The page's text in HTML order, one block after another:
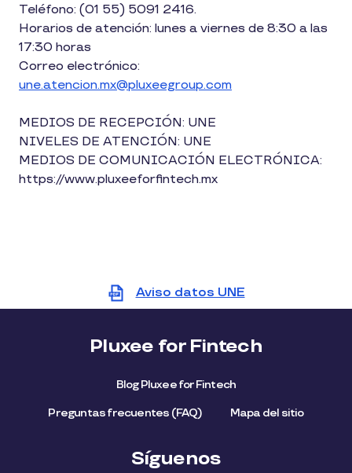
Teléfono: (01 55) 5091 2416.
Horarios de atención: lunes a viernes de 8:30 a las
17:30 horas
Correo electrónico:
une.atencion.mx@pluxeegroup.com
MEDIOS DE RECEPCIÓN: UNE
NIVELES DE ATENCIÓN: UNE
MEDIOS DE COMUNICACIÓN ELECTRÓNICA:
https://www.pluxeeforfintech.mx
Aviso datos UNE
file
Pluxee for Fintech
Blog Pluxee for Fintech
Preguntas frecuentes (FAQ) Mapa del sitio
Síguenos